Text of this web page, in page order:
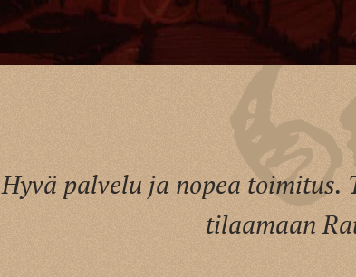
Hyvä palvelu ja nopea toimitus.
tilaamaan